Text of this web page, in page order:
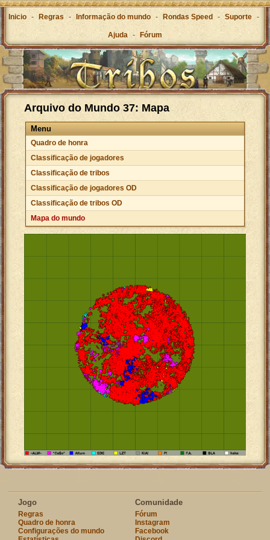
Inicio - Regras - Informação do mundo - Rondas Speed - Suporte -
Ajuda - Fórum
Arquivo do Mundo 37: Mapa
Menu
Quadro de honra
Classificação de jogadores
Classificação de tribos
Classificação de jogadores OD
Classificação de tribos OD
Mapa do mundo
Jogo
Regras
Quadro de honra
Configurações do mundo
Comunidade
Fórum
Instagram
Facebook